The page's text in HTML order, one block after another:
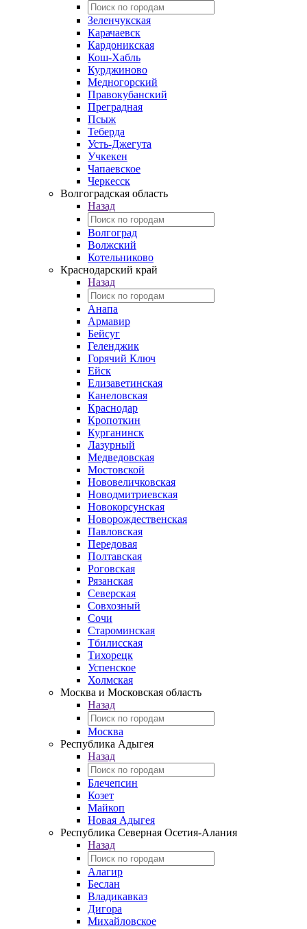
Зеленчукская
Карачаевск
Кардоникская
Кош-Хабль
Курджиново
Медногорский
Правокубанский
Преградная
Псыж
Теберда
Усть-Джегута
Учкекен
Чапаевское
Черкесск
Волгоградская область
Назад
Волгоград
Волжский
Котельниково
Краснодарский край
Назад
Анапа
Армавир
Бейсуг
Геленджик
Горячий Ключ
Ейск
Елизаветинская
Канеловская
Краснодар
Кропоткин
Курганинск
Лазурный
Медведовская
Мостовской
Нововеличковская
Новодмитриевская
Новокорсунская
Новорождественская
Павловская
Передовая
Полтавская
Роговская
Рязанская
Северская
Совхозный
Сочи
Староминская
Тбилисская
Тихорецк
Успенское
Холмская
Москва и Московская область
Назад
Москва
Республика Адыгея
Назад
Блечепсин
Козет
Майкоп
Новая Адыгея
Республика Северная Осетия-Алания
Назад
Алагир
Беслан
Владикавказ
Дигора
Михайловское